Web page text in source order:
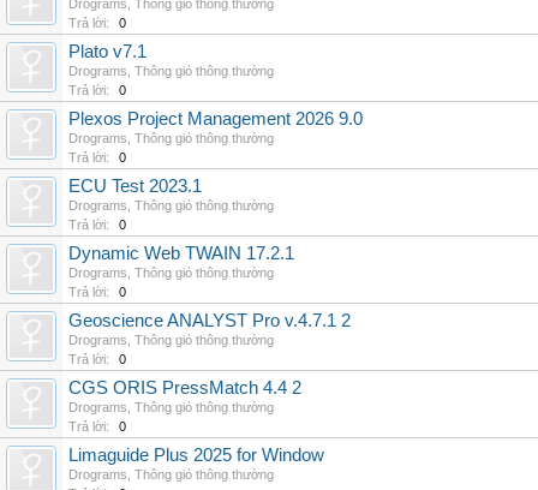
Drograms Thông gió thông thường
Trả lời:
0
Plato v7.1
Drograms Thông gió thông thường
Trả lời:
0
Plexos Project Management 2026 9.0
Drograms Thông gió thông thường
Trả lời:
0
ECU Test 2023.1
Drograms Thông gió thông thường
Trả lời:
0
Dynamic Web TWAIN 17.2.1
Drograms Thông gió thông thường
Trả lời:
0
Geoscience ANALYST Pro v.4.7.1 2
Drograms Thông gió thông thường
Trả lời:
0
CGS ORIS PressMatch 4.4 2
Drograms Thông gió thông thường
Trả lời:
0
Limaguide Plus 2025 for Window
Drograms Thông gió thông thường